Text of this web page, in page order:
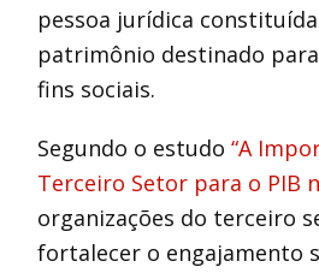
pessoa jurídica
patrimônio destinado
fins sociais.
Segundo o estudo “A
Terceiro Setor para o PIB
organizações do terceiro
fortalecer o engajamento